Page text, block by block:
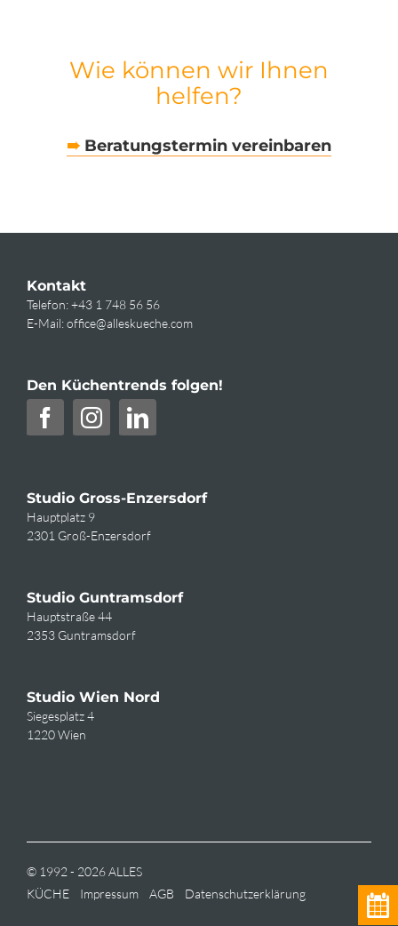
Wie können wir Ihnen
helfen?
➠ Beratungstermin vereinbaren
Kontakt
Telefon:+43 1 748 56 56
E-Mail:office@alleskueche.com
Den Küchentrends folgen!
Studio Gross-Enzersdorf
Hauptplatz 9
2301 Groß-Enzersdorf
Studio Guntramsdorf
Hauptstraße 44
2353 Guntramsdorf
Studio Wien Nord
Siegesplatz 4
1220 Wien
© 1992 - 2026 ALLES
KÜCHE Impressum AGB Datenschutzerklärung